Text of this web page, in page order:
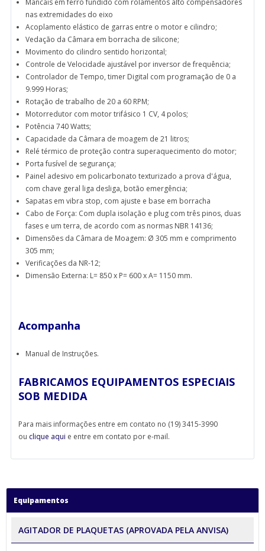
Mancais em ferro fundido com rolamentos alto compensadores
nas extremidades do eixo
Acoplamento elástico de garras entre o motor e cilindro;
Vedação da Câmara em borracha de silicone;
Movimento do cilindro sentido horizontal;
Controle de Velocidade ajustável por inversor de frequência;
Controlador de Tempo, timer Digital com programação de 0 a
9.999 Horas;
Rotação de trabalho de 20 a 60 RPM;
Motorredutor com motor trifásico 1 CV, 4 polos;
Potência 740 Watts;
Capacidade da Câmara de moagem de 21 litros;
Relé térmico de proteção contra superaquecimento do motor;
Porta fusível de segurança;
Painel adesivo em policarbonato texturizado a prova d'água,
com chave geral liga desliga, botão emergência;
Sapatas em vibra stop, com ajuste e base em borracha
Cabo de Força: Com dupla isolação e plug com três pinos, duas
fases e um terra, de acordo com as normas NBR 14136;
Dimensões da Câmara de Moagem: Ø 305 mm e comprimento
305 mm;
Verificações da NR-12;
Dimensão Externa: L= 850 x P= 600 x A= 1150 mm.
Acompanha
Manual de Instruções.
FABRICAMOS EQUIPAMENTOS ESPECIAIS
SOB MEDIDA
Para mais informações entre em contato no (19) 3415-3990
ou clique aqui e entre em contato por e-mail.
Equipamentos
AGITADOR DE PLAQUETAS (APROVADA PELA ANVISA)